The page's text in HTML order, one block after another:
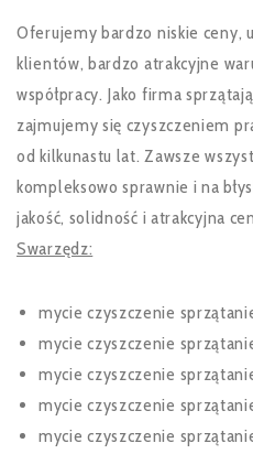
Oferujemy bardzo niskie ceny,
klientów, bardzo atrakcyjne
współpracy. Jako firma
zajmujemy się czyszczeniem
od kilkunastu lat. Zawsze
kompleksowo sprawnie i na
jakość, solidność i atrakcyjna
Swarzędz:
mycie czyszczenie
mycie czyszczenie
mycie czyszczenie
mycie czyszczenie
mycie czyszczenie